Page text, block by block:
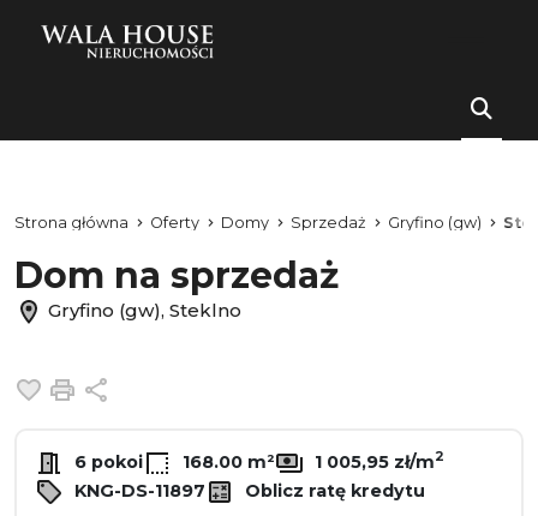
Strona główna Oferty Domy Sprzedaż Gryfino (gw)
Dom na sprzedaż
Gryfino (gw), Steklno
Dodaj do ulubionych
Drukuj
6 pokoi 168.00 m² 1 005,95 zł/m2
KNG-DS-11897 Oblicz ratę kredytu